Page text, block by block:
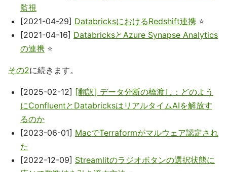
監視
[2021-04-29] DatabricksにおけるRedshift連携 ⭐
[2021-04-16] DatabricksとAzure Synapse Analytics
の連携 ⭐
その2に続きます。
[2025-02-12] [翻訳] データ分断の橋渡し：どのよう
にConfluentとDatabricksはリアルタイムAIを解放す
るのか
[2023-06-01] MacでTerraformがマルウェア認定され
た
[2022-12-09] Streamlitのラジオボタンの選択状態に